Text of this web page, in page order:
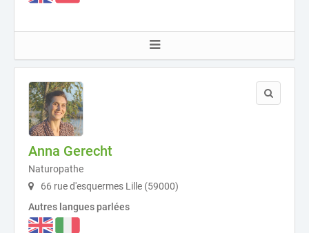
Anna Gerecht
Naturopathe
66 rue d'esquermes Lille (59000)
Autres langues parlées